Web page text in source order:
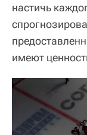
настичь
имеют